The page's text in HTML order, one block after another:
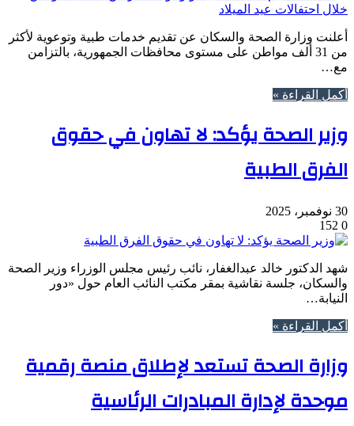
أعلنت وزارة الصحة والسكان عن تقديم خدمات طبية وتوعوية لأكثر
من 31 ألف مواطن على مستوى محافظات الجمهورية، بالتزامن
مع…
أكمل القراءة »
وزير الصحة يؤكد: لا تهاون في حقوق
الفرق الطبية
30 نوفمبر، 2025
0
شهد الدكتور خالد عبدالغفار، نائب رئيس مجلس الوزراء وزير الصحة
والسكان، جلسة نقاشية بمقر مكتب النائب العام حول «دور
النيابة…
أكمل القراءة »
وزارة الصحة تستعد لإطلاق منصة رقمية
موحدة لإدارة المبادرات الرئاسية